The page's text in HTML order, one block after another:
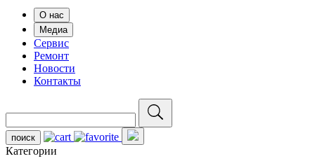
О нас
Медиа
Сервис
Ремонт
Новости
Контакты
поиск
Категории